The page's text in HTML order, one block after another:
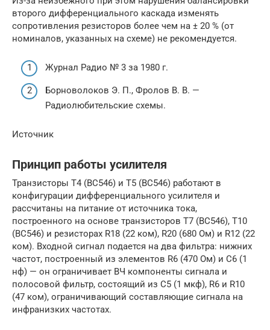
второго дифференциального каскада изменять
сопротивления резисторов более чем на ± 20 % (от
номиналов, указанных на схеме) не рекомендуется.
Журнал Радио № 3 за 1980 г.
Борноволоков Э. П., Фролов В. В. —
Радиолюбительские схемы.
Источник
Принцип работы усилителя
Транзисторы Т4 (BC546) и T5 (BC546) работают в
конфигурации дифференциального усилителя и
рассчитаны на питание от источника тока,
построенного на основе транзисторов T7 (BC546), T10
(BC546) и резисторах R18 (22 ком), R20 (680 Ом) и R12 (22
ком). Входной сигнал подается на два фильтра: нижних
частот, построенный из элементов R6 (470 Ом) и C6 (1
нф) — он ограничивает ВЧ компоненты сигнала и
полосовой фильтр, состоящий из C5 (1 мкф), R6 и R10
(47 ком), ограничивающий составляющие сигнала на
инфранизких частотах.